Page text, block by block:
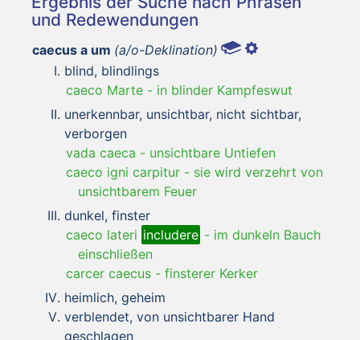
und Redewendungen
caecus a um (a/o-Deklination)
blind, blindlings
caeco Marte - in blinder Kampfeswut
unerkennbar, unsichtbar, nicht sichtbar,
verborgen
vada caeca - unsichtbare Untiefen
caeco igni carpitur - sie wird verzehrt von
unsichtbarem Feuer
dunkel, finster
caeco lateri includere - im dunkeln Bauch
einschließen
carcer caecus - finsterer Kerker
heimlich, geheim
verblendet, von unsichtbarer Hand
geschlagen